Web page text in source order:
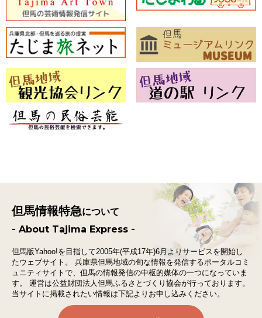
但馬情報特急について
- About Tajima Express -
但馬版Yahoo!を目指して2005年(平成17年)6月よりサービスを開始し
たウェブサイト。
兵庫県但馬地域の旬な情報を発信するポータルコミ
ュニティサイトで、 但馬の情報発信の中枢的媒体の一つになっていま
す。
運営は公益財団法人但馬ふるさとづくり協会が行っております。
当サイトに掲載されたい情報は下記よりお申し込みください。